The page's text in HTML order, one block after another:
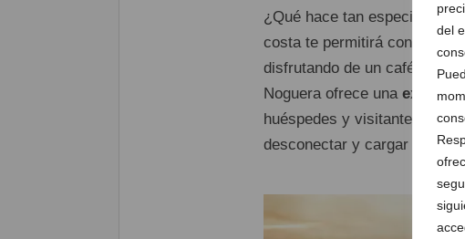
del
¿Qué hace tan especial a
costa te permitirá
disfrutando de un café
Noguera ofrece una
huéspedes y visitantes
desconectar y cargar